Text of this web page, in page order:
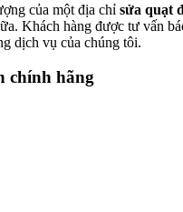
của một địa chỉ sửa quạt
Khách hàng được tư vấn
dịch vụ của chúng tôi.
chính hãng